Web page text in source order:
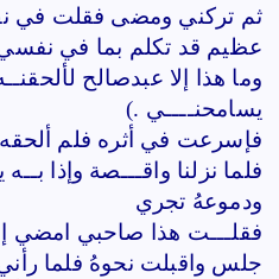
ثم تركني ومضى فقلت في
عظيم قد تكلم بما في
وما هذا إلا عبدصالح
يسامحنــــي .)
فإسرعت في أثره فلم
فلما نزلنا واقـــصة وإذا
ودموعهُ تجري
فقلـــت هذا صاحبي امضي
جلس واقبلت نحوهُ فلما رأني